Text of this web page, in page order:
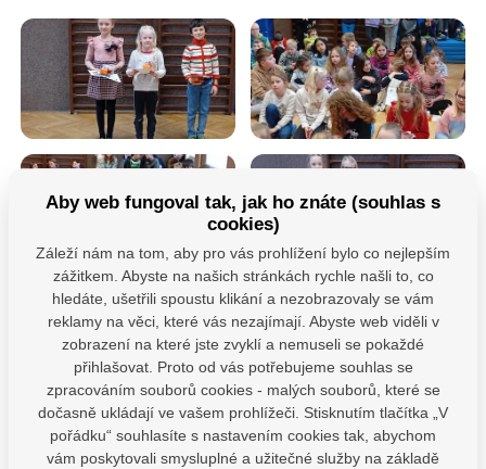
Máte dotazy?
Aby web fungoval tak, jak ho znáte (souhlas s
cookies)
Záleží nám na tom, aby pro vás prohlížení bylo co nejlepším
zážitkem. Abyste na našich stránkách rychle našli to, co
hledáte, ušetřili spoustu klikání a nezobrazovaly se vám
reklamy na věci, které vás nezajímají. Abyste web viděli v
zobrazení na které jste zvyklí a nemuseli se pokaždé
přihlašovat. Proto od vás potřebujeme souhlas se
zpracováním souborů cookies - malých souborů, které se
dočasně ukládají ve vašem prohlížeči. Stisknutím tlačítka „V
pořádku“ souhlasíte s nastavením cookies tak, abychom
vám poskytovali smysluplné a užitečné služby na základě